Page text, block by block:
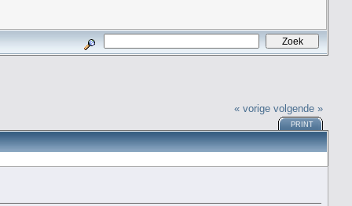
« vorige volgende »
PRINT